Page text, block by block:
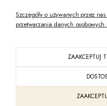
Sklep
PL
Szczegóły o używanych przez
przetwarzania danych
ZAAKCEPTUJ